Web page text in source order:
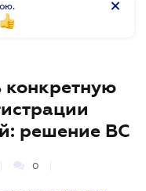
конкретную
решение ВС
0